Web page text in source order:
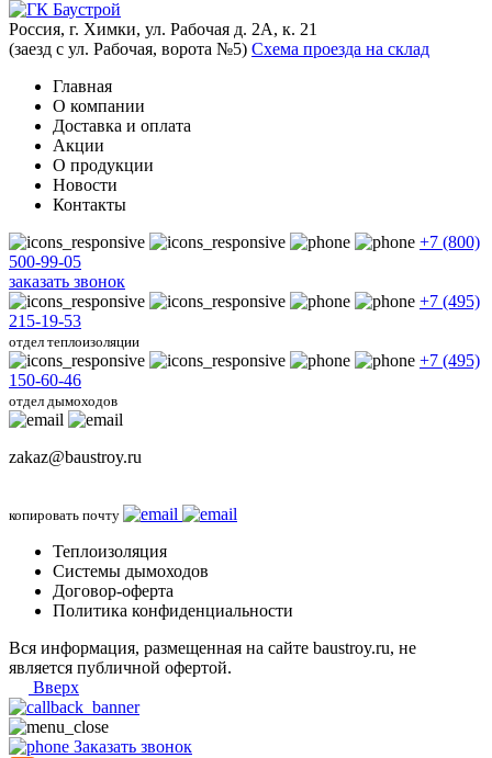
Россия, г. Химки, ул. Рабочая д. 2А, к. 21
(заезд с ул. Рабочая, ворота №5) Схема проезда на склад
Главная
О компании
Доставка и оплата
Акции
О продукции
Новости
Контакты
+7 (800)
500-99-05
заказать звонок
+7 (495)
215-19-53
отдел теплоизоляции
+7 (495)
150-60-46
отдел дымоходов
zakaz@baustroy.ru
копировать почту
Теплоизоляция
Системы дымоходов
Договор-оферта
Политика конфиденциальности
Вся информация, размещенная на сайте baustroy.ru, не
является публичной офертой.
Вверх
Заказать звонок